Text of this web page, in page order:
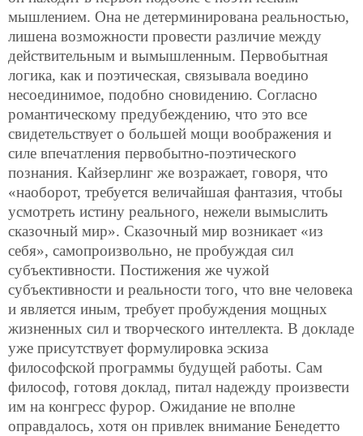
мышлением. Она не детерминирована реальностью,
лишена возможности провести различие между
действительным и вымышленным. Первобытная
логика, как и поэтическая, связывала воедино
несоединимое, подобно сновидению. Согласно
романтическому предубеждению, что это все
свидетельствует о большей мощи воображения и
силе впечатления первобытно-поэтического
познания. Кайзерлинг же возражает, говоря, что
«наоборот, требуется величайшая фантазия, чтобы
усмотреть истину реального, нежели вымыслить
сказочный мир». Сказочный мир возникает «из
себя», самопроизвольно, не пробуждая сил
субъективности. Постижения же чужой
субъективности и реальности того, что вне человека
и является иным, требует пробуждения мощных
жизненных сил и творческого интеллекта. В докладе
уже присутствует формулировка эскиза
философской программы будущей работы. Сам
философ, готовя доклад, питал надежду произвести
им на конгресс фурор. Ожидание не вполне
оправдалось, хотя он привлек внимание Бенедетто